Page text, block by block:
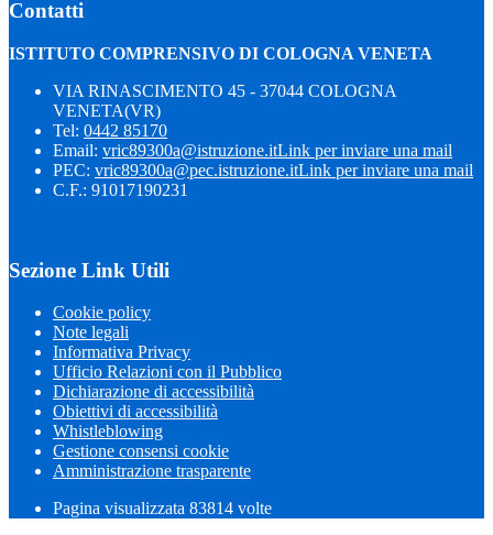
Contatti
ISTITUTO COMPRENSIVO DI COLOGNA VENETA
VIA RINASCIMENTO 45 - 37044 COLOGNA
VENETA(VR)
Tel: 0442 85170
Email: vric89300a@istruzione.itLink per inviare una mail
PEC: vric89300a@pec.istruzione.itLink per inviare una mail
C.F.: 91017190231
Sezione Link Utili
Cookie policy
Note legali
Informativa Privacy
Ufficio Relazioni con il Pubblico
Dichiarazione di accessibilità
Obiettivi di accessibilità
Whistleblowing
Gestione consensi cookie
Amministrazione trasparente
Pagina visualizzata 83814 volte